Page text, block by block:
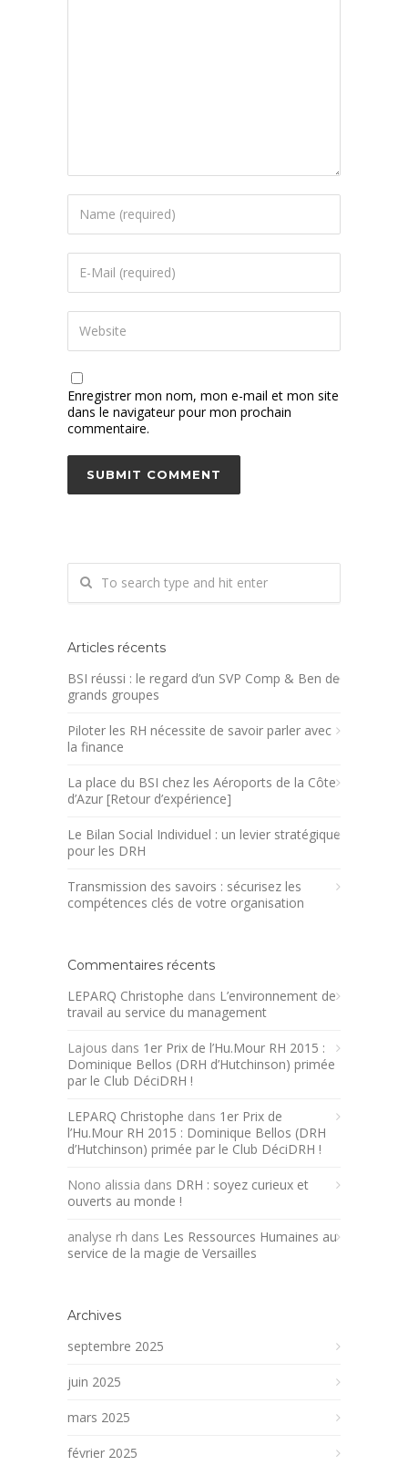
Enregistrer mon nom, mon e-mail et mon site
dans le navigateur pour mon prochain
commentaire.
Articles récents
BSI réussi : le regard d’un SVP Comp & Ben de
grands groupes
Piloter les RH nécessite de savoir parler avec
la finance
La place du BSI chez les Aéroports de la Côte
d’Azur [Retour d’expérience]
Le Bilan Social Individuel : un levier stratégique
pour les DRH
Transmission des savoirs : sécurisez les
compétences clés de votre organisation
Commentaires récents
LEPARQ Christophe dans L’environnement de
travail au service du management
Lajous dans 1er Prix de l’Hu.Mour RH 2015 :
Dominique Bellos (DRH d’Hutchinson) primée
par le Club DéciDRH !
LEPARQ Christophe dans 1er Prix de
l’Hu.Mour RH 2015 : Dominique Bellos (DRH
d’Hutchinson) primée par le Club DéciDRH !
Nono alissia dans DRH : soyez curieux et
ouverts au monde !
analyse rh dans Les Ressources Humaines au
service de la magie de Versailles
Archives
septembre 2025
juin 2025
mars 2025
février 2025